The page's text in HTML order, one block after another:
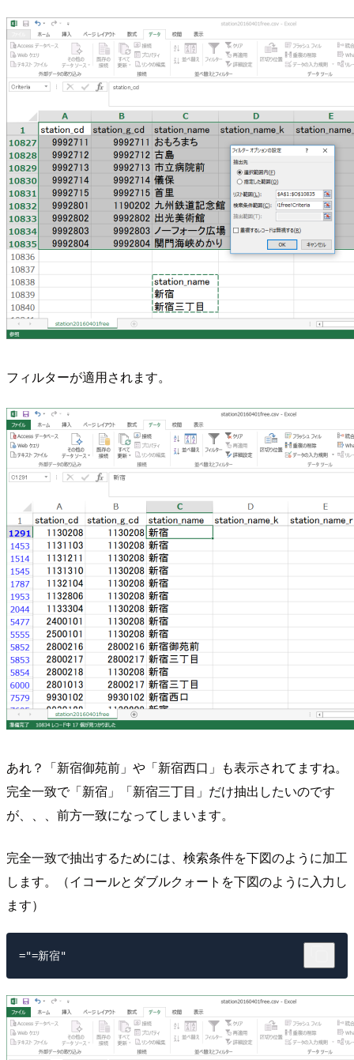
フィルターが適用されます。
あれ？「新宿御苑前」や「新宿西口」も表示されてますね。
完全一致で「新宿」「新宿三丁目」だけ抽出したいのです
が、、、前方一致になってしまいます。
完全一致で抽出するためには、検索条件を下図のように加工
します。（イコールとダブルクォートを下図のように入力し
ます）
="=新宿"